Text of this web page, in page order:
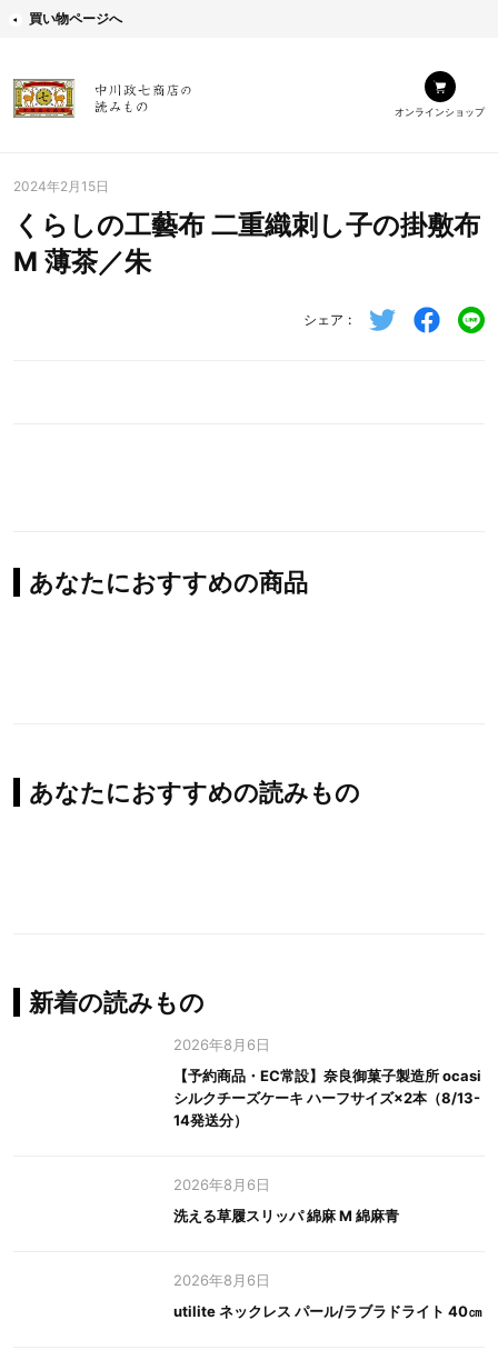
買い物ページへ
オンラインショップ
2024年2月15日
くらしの工藝布 二重織刺し子の掛敷布
M 薄茶／朱
シェア
あなたにおすすめの商品
あなたにおすすめの読みもの
新着の読みもの
2026年8月6日
【予約商品・EC常設】奈良御菓子製造所 ocasi
シルクチーズケーキ ハーフサイズ×2本（8/13-
14発送分）
2026年8月6日
洗える草履スリッパ 綿麻 M 綿麻青
2026年8月6日
utilite ネックレス パール/ラブラドライト 40㎝